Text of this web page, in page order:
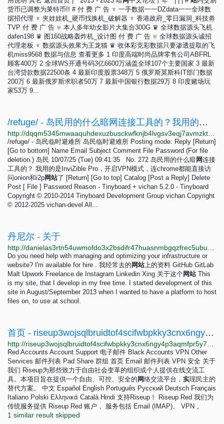
货币已调整为莱特币!! # 付 费 广 告 ♆ 一手数据一一DZdata一一全球数
据招代理 ♆ 夹娃娃机_硬币找换机_破解器 ♆ 香港政府_零日漏洞_科技劵
TVP 付 费 广 告 ♅ 本人多年幼女影片大集合300G ♛ 全球数据源头飞机
dafen198 ♛ 图160战略轰炸机_设计图 付 费 广 告 ♅ 全球数据源头诚招
代理老板 ♆ 数据源头效果为王龙猫 ♛ 收体彩竞彩数据只要渗透提取的飞
机miss9568 数据与信息 查看更多 1 印度高端时尚品牌零售公司ABFRL
顾客400万 2 全球WS开通号码3亿6600万涵盖全球107个主要国家 3 最新
台湾贷款数据22500条 4 最新印度股票348万 5 俄罗斯莫斯科IT部门数据
200万 6 最新俄罗斯求职者50万 7 最新中国银行数据29万 8 印度赌场玩
家53万 9...
/refuge/ - 岛民用的什么暗网连接工具的？我用的是InviZible Pro，开启VPN模式，连chrome都能直接访问onion和i2p网站了
/refuge/ - 岛民临时避难所 岛民临时避难所 Posting mode: Reply [Return]
[Go to bottom] Name Email Subject Comment File Password (For file
deletion.) 岛民 10/07/25 (Tue) 09:41:35 No. 272 岛民用的什么暗网连接
工具的？ 我用的是InviZible Pro，开启VPN模式，连chrome都能直接访
问onion和i2p网站了 [Return] [Go to top] Catalog [Post a Reply] Delete
Post [ File ] Password Reason - Tinyboard + vichan 5.2.0 - Tinyboard
Copyright © 2010-2014 Tinyboard Development Group vichan Copyright
© 2012-2025 vichan-devel All...
丹尼尔 - 关于
Do you need help with managing and optimizing your infrastructure or
website? I'm available for hire . 我经常去的 网站上的资料 GitHub GitLab
Malt Upwork Freelance.de Instagram Linkedin Xing 关于这个网站This
is my site, that I develop in my free time. I started development of this
site in August/September 2013 when I wanted to have a platform to host
files on, to use at school.
首页 - riseup3wojsqlbruidtof4scifwbpkky3cnx6ngy4p3aqmfpr5y7soad.onion
Red Accounts Account Support 电子邮件 Black Accounts VPN Other
Services 邮件列表 Pad Share 群组 首页 Email 邮件列表 VPN 安全 关于
我们 Riseup为那些致力于自由社会变革的组织或个人提供在线交流工
具。本项目旨在提供一个自由、可控、安全的 网络交流平台， 实现民主的
替代方案。 中文 Español English Português Pyccĸий Deutsch Français
Italiano Polski Ελληνικά Català Hindi 支持Riseup！ Riseup Red 我们为
传统服务提供 Riseup Red 账户， 服务包括 Email (IMAP)、 VPN 。
1 similar result skipped